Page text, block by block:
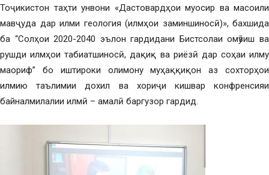
Тоҷикистон таҳти унвони «Дастовардҳои муосир ва масоили
мавҷуда дар илми геология (илмҳои заминшиносӣ)», бахшида
ба “Солҳои 2020-2040 эълон гардидани Бистсолаи омӯзиш ва
рушди илмҳои табиатшиносӣ, дақиқ ва риёзӣ дар соҳаи илму
маориф” бо иштироки олимону муҳаққиқон аз сохторҳои
илмию таълимии дохил ва хориҷи кишвар конфренсияи
байналмилалии илмӣ – амалӣ баргузор гардид.